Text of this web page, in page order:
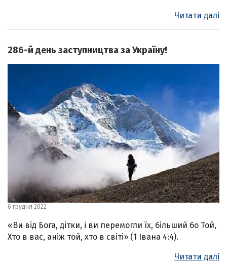
Читати далі
286-й день заступництва за Україну!
6 грудня 2022
«Ви від Бога, дітки, і ви перемогли їх, більший бо Той,
Хто в вас, аніж той, хто в світі» (1 Івана 4:4).
Читати далі